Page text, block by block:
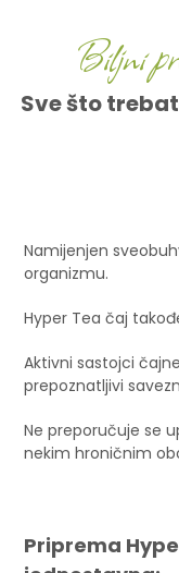
Biljni
Sve što
Namijenjen
organizmu.
Hyper Tea čaj
Aktivni sastojci
prepoznatljivi
Ne preporučuje se
nekim hroničnim
Priprema